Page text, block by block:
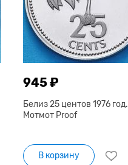
945 ₽
Белиз 25 центов 1976 год.
Мотмот Proof
В корзину